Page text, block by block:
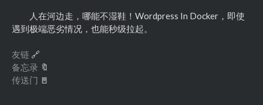
人在河边走，哪能不湿鞋！Wordpress In Docker，即使
遇到极端恶劣情况，也能秒级拉起。
友链 🔗
备忘录 🔖
传送门 🚪